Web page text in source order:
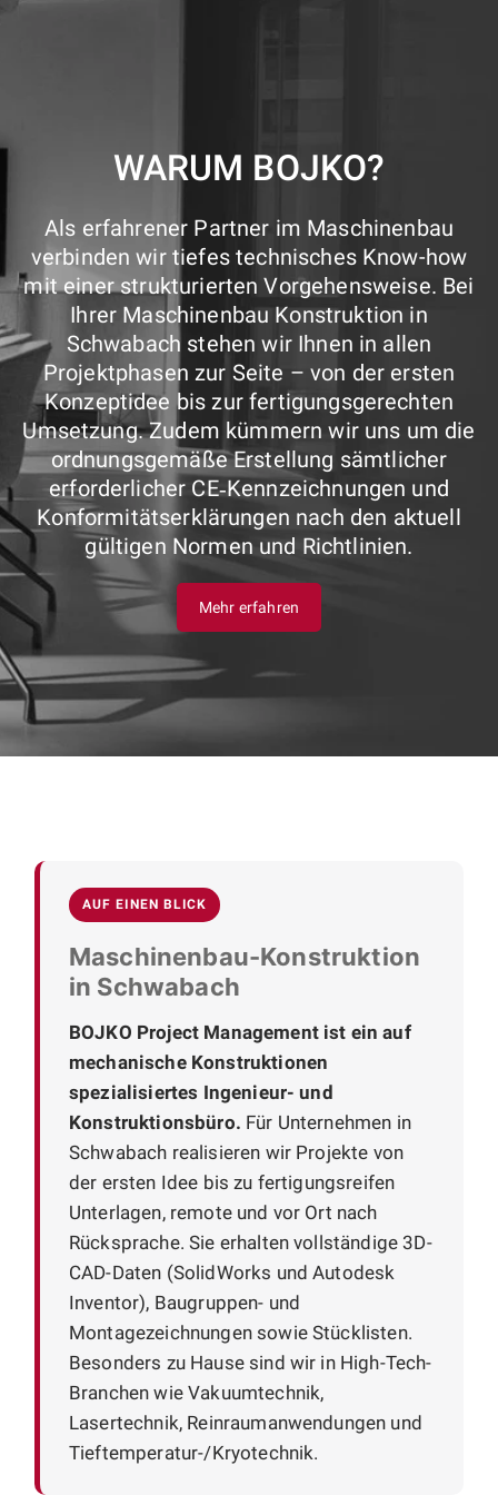
WARUM BOJKO?
Als erfahrener Partner im Maschinenbau
verbinden wir tiefes technisches Know-how
mit einer strukturierten Vorgehensweise. Bei
Ihrer Maschinenbau Konstruktion in
Schwabach stehen wir Ihnen in allen
Projektphasen zur Seite – von der ersten
Konzeptidee bis zur fertigungsgerechten
Umsetzung. Zudem kümmern wir uns um die
ordnungsgemäße Erstellung sämtlicher
erforderlicher CE‑Kennzeichnungen und
Konformitätserklärungen nach den aktuell
gültigen Normen und Richtlinien.
Mehr erfahren
AUF EINEN BLICK
Maschinenbau-Konstruktion
in Schwabach
BOJKO Project Management ist ein auf
mechanische Konstruktionen
spezialisiertes Ingenieur- und
Konstruktionsbüro. Für Unternehmen in
Schwabach realisieren wir Projekte von
der ersten Idee bis zu fertigungsreifen
Unterlagen, remote und vor Ort nach
Rücksprache. Sie erhalten vollständige 3D-
CAD-Daten (SolidWorks und Autodesk
Inventor), Baugruppen- und
Montagezeichnungen sowie Stücklisten.
Besonders zu Hause sind wir in High-Tech-
Branchen wie Vakuumtechnik,
Lasertechnik, Reinraumanwendungen und
Tieftemperatur-/Kryotechnik.